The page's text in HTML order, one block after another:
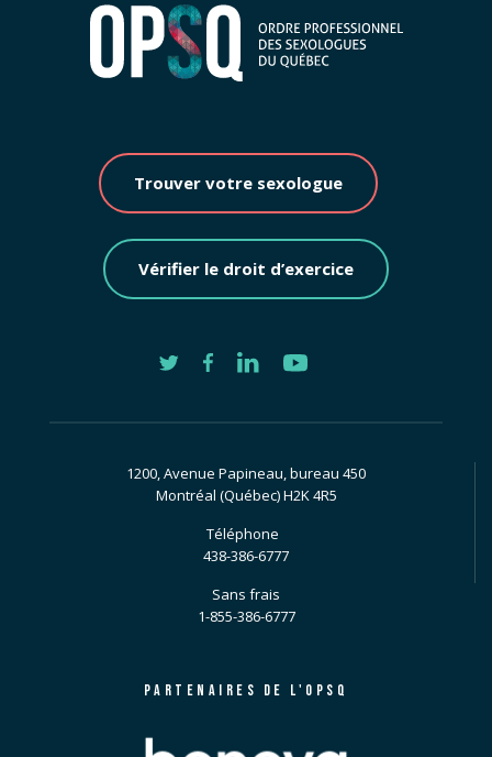
Trouver votre sexologue
Vérifier le droit d’exercice
1200, Avenue Papineau, bureau 450
Montréal (Québec) H2K 4R5
Téléphone
438-386-6777
Sans frais
1-855-386-6777
PARTENAIRES DE L'OPSQ